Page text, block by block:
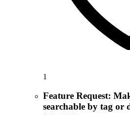
1
Feature Request:
searchable by tag or